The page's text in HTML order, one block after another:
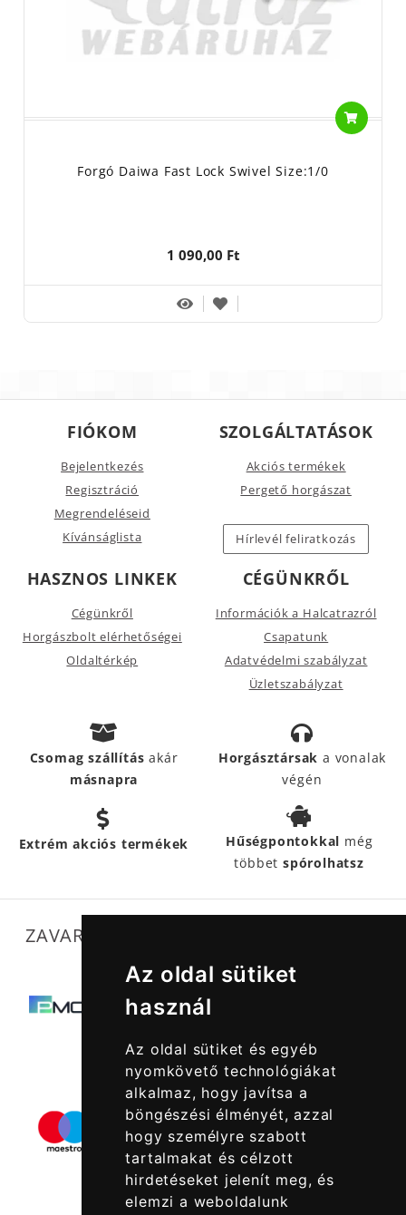
Az oldal sütiket
használ
Az oldal sütiket és egyéb
nyomkövető technológiákat
alkalmaz, hogy javítsa a
böngészési élményét, azzal
hogy személyre szabott
tartalmakat és célzott
hirdetéseket jelenít meg, és
elemzi a weboldalunk
Forgó Daiwa Fast Lock Swivel Size:1/0
1 090,00 Ft
FIÓKOM
Bejelentkezés
Regisztráció
Megrendeléseid
Kívánságlista
SZOLGÁLTATÁSOK
Akciós termékek
Pergető horgászat
Hírlevél feliratkozás
HASZNOS LINKEK
Cégünkről
Horgászbolt elérhetőségei
Oldaltérkép
CÉGÜNKRŐL
Információk a Halcatrazról
Csapatunk
Adatvédelmi szabályzat
Üzletszabályzat
Csomag szállításakár
másnapra
Horgásztársak a vonalak
végén
Extrém akciós termékek Hűségpontokkal még
többetspórolhatsz
ZAVARTALAN MŰKÖDÉSÜNKET SEGÍTIK